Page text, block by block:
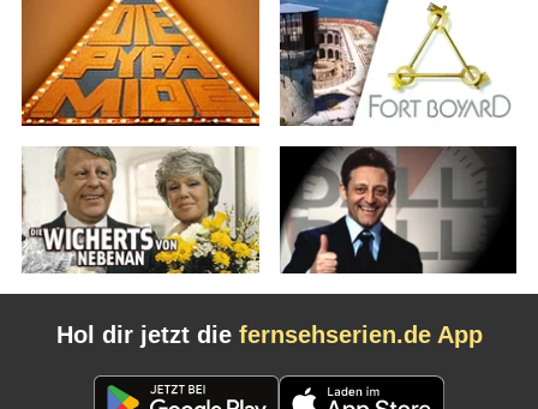
Hol dir jetzt die fernsehserien.de App